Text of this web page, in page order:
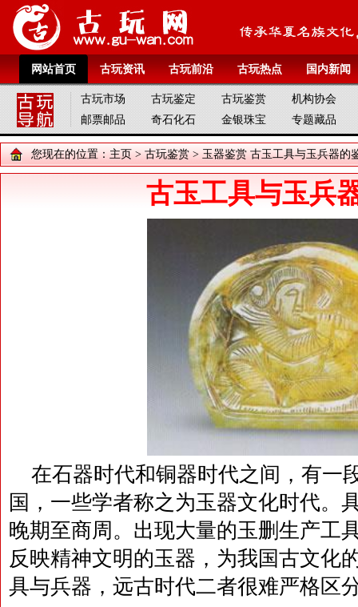
网站首页 古玩资讯 古玩前沿 古玩热点 国内新闻
古玩市场 古玩鉴定 古玩鉴赏
机构协会
邮票邮品
奇石化石 金银珠宝 专题藏品
您现在的位置： 主页 > 古玩鉴赏 > 玉器鉴赏 古玉工具与玉兵器的
古玉工具与玉兵
在石器时代和铜器时代之间，有一
国，一些学者称之为玉器文化时代。
晚期至商周。出现大量的玉删生产工
反映精神文明的玉器，为我国古文化
具与兵器，远古时代二者很难严格区